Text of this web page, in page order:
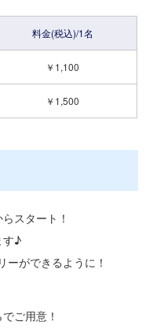
料金(税込)/1名
￥1,100
￥1,500
スタート！
す♪
ができるように！
ご用意！